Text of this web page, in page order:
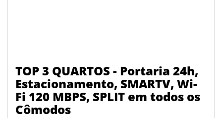
TOP 3 QUARTOS - Portaria 24h,
Estacionamento, SMARTV, Wi-
Fi 120 MBPS, SPLIT em todos os
Cômodos